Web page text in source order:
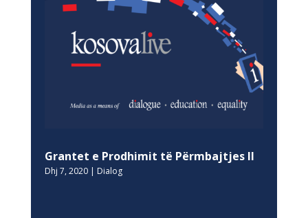
Grantet e Prodhimit të Përmbajtjes II
Dhj 7, 2020| Dialog